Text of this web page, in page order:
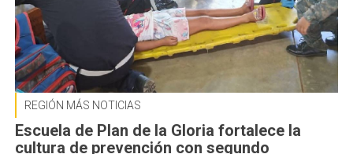
REGIÓN MÁS NOTICIAS
Escuela de Plan de la Gloria fortalece la
cultura de prevención con segundo